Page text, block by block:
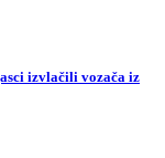
izvlačili vozača iz